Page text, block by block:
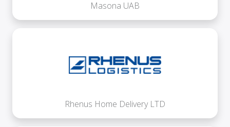
Masona UAB
Rhenus Home Delivery LTD